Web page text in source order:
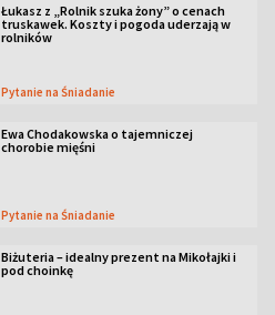
Łukasz z „Rolnik szuka żony” o cenach
truskawek. Koszty i pogoda uderzają w
rolników
Pytanie na Śniadanie
Ewa Chodakowska o tajemniczej
chorobie mięśni
Pytanie na Śniadanie
Biżuteria – idealny prezent na Mikołajki i
pod choinkę